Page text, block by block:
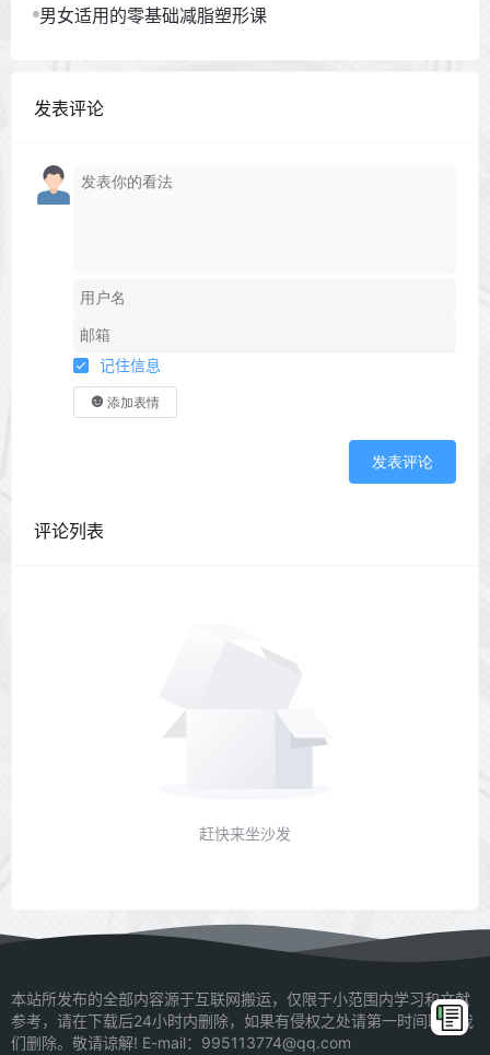
男女适用的零基础减脂塑形课
发表评论
记住信息
添加表情
发表评论
评论列表
赶快来坐沙发
本站所发布的全部内容源于互联网搬运，仅限于小范围内学习和文献
参考，请在下载后24小时内删除，如果有侵权之处请第一时间联系我
们删除。敬请谅解! E-mail：995113774@qq.com